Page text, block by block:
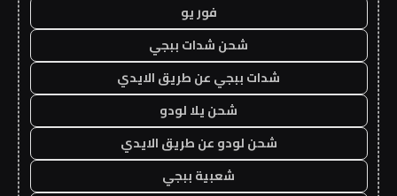
فور يو
شحن شدات ببجي
شدات ببجي عن طريق الايدي
شحن يلا لودو
شحن لودو عن طريق الايدي
شعبية ببجي